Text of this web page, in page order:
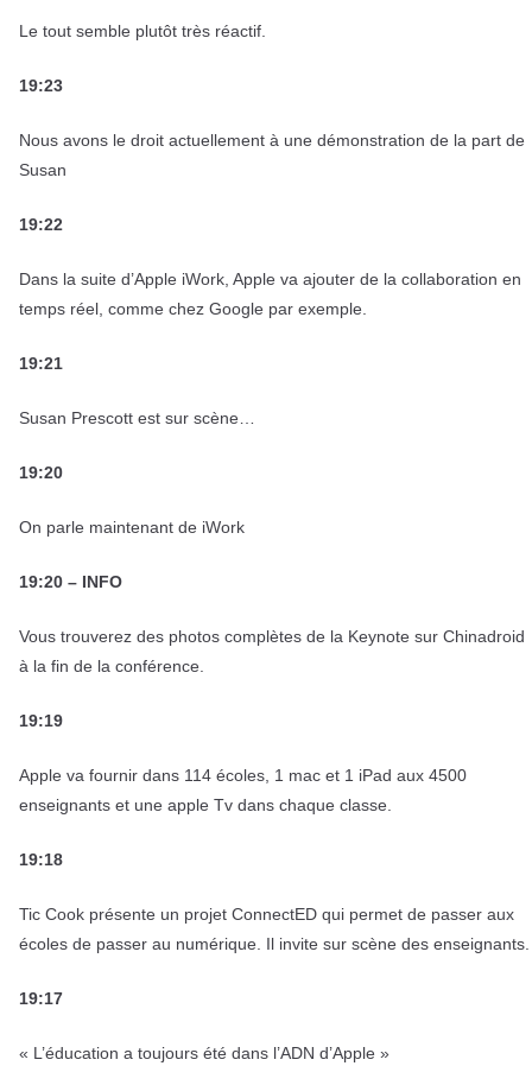
Le tout semble plutôt très réactif.
19:23
Nous avons le droit actuellement à une démonstration de la part de
Susan
19:22
Dans la suite d’Apple iWork, Apple va ajouter de la collaboration en
temps réel, comme chez Google par exemple.
19:21
Susan Prescott est sur scène…
19:20
On parle maintenant de iWork
19:20 – INFO
Vous trouverez des photos complètes de la Keynote sur Chinadroid
à la fin de la conférence.
19:19
Apple va fournir dans 114 écoles, 1 mac et 1 iPad aux 4500
enseignants et une apple Tv dans chaque classe.
19:18
Tic Cook présente un projet ConnectED qui permet de passer aux
écoles de passer au numérique. Il invite sur scène des enseignants.
19:17
« L’éducation a toujours été dans l’ADN d’Apple »